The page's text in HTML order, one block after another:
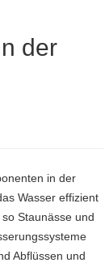
der
in der
Wasser effizient
Staunässe und
Abflüssen und